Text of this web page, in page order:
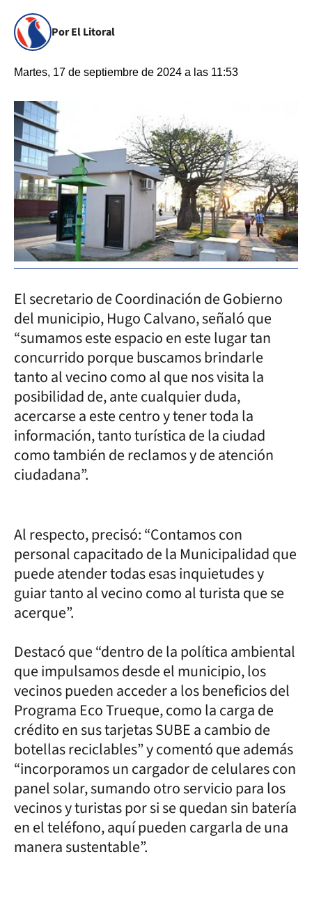
Por El Litoral
Martes, 17 de septiembre de 2024 a las 11:53
El secretario de Coordinación de Gobierno
del municipio, Hugo Calvano, señaló que
“sumamos este espacio en este lugar tan
concurrido porque buscamos brindarle
tanto al vecino como al que nos visita la
posibilidad de, ante cualquier duda,
acercarse a este centro y tener toda la
información, tanto turística de la ciudad
como también de reclamos y de atención
ciudadana”.
Al respecto, precisó: “Contamos con
personal capacitado de la Municipalidad que
puede atender todas esas inquietudes y
guiar tanto al vecino como al turista que se
acerque”.
Destacó que “dentro de la política ambiental
que impulsamos desde el municipio, los
vecinos pueden acceder a los beneficios del
Programa Eco Trueque, como la carga de
crédito en sus tarjetas SUBE a cambio de
botellas reciclables” y comentó que además
“incorporamos un cargador de celulares con
panel solar, sumando otro servicio para los
vecinos y turistas por si se quedan sin batería
en el teléfono, aquí pueden cargarla de una
manera sustentable”.